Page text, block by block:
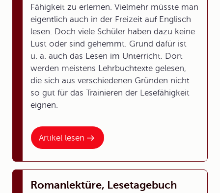
Artikel lesen
Fähigkeit zu erlernen. Vielmehr müsste man
eigentlich auch in der Freizeit auf Englisch
lesen. Doch viele Schüler haben dazu keine
Lust oder sind gehemmt. Grund dafür ist
u. a. auch das Lesen im Unterricht. Dort
werden meistens Lehrbuchtexte gelesen,
die sich aus verschiedenen Gründen nicht
so gut für das Trainieren der Lesefähigkeit
eignen.
Romanlektüre, Lesetagebuch